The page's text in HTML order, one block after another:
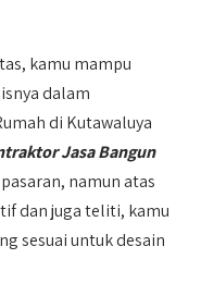
kamu mampu
dalam
di Kutawaluya
Jasa Bangun
namun atas
dan juga teliti, kamu
sesuai untuk desain